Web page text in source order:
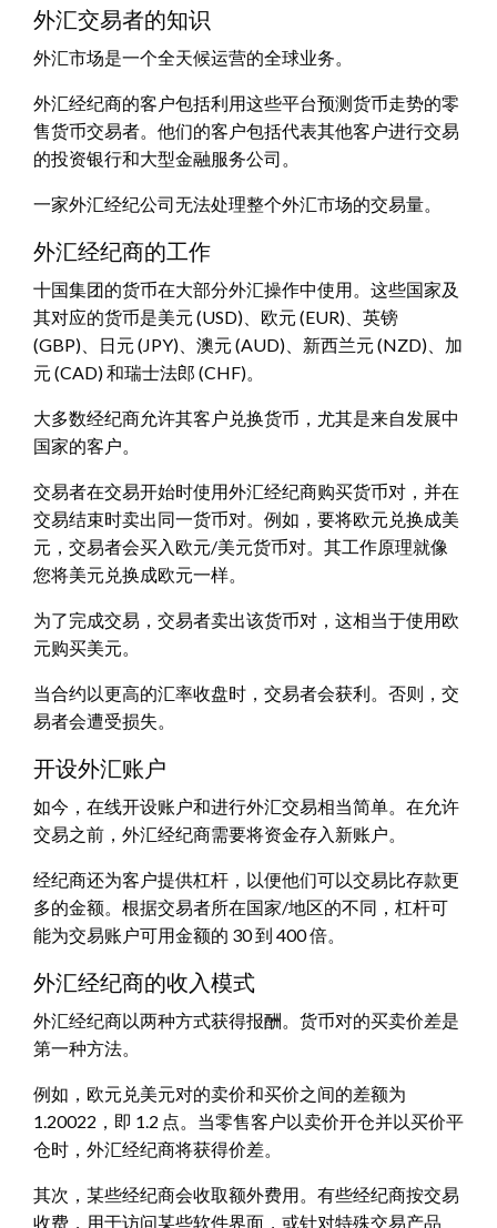
外汇交易者的知识
外汇市场是一个全天候运营的全球业务。
外汇经纪商的客户包括利用这些平台预测货币走势的零
售货币交易者。他们的客户包括代表其他客户进行交易
的投资银行和大型金融服务公司。
一家外汇经纪公司无法处理整个外汇市场的交易量。
外汇经纪商的工作
十国集团的货币在大部分外汇操作中使用。这些国家及
其对应的货币是美元 (USD)、欧元 (EUR)、英镑
(GBP)、日元 (JPY)、澳元 (AUD)、新西兰元 (NZD)、加
元 (CAD) 和瑞士法郎 (CHF)。
大多数经纪商允许其客户兑换货币，尤其是来自发展中
国家的客户。
交易者在交易开始时使用外汇经纪商购买货币对，并在
交易结束时卖出同一货币对。例如，要将欧元兑换成美
元，交易者会买入欧元/美元货币对。其工作原理就像
您将美元兑换成欧元一样。
为了完成交易，交易者卖出该货币对，这相当于使用欧
元购买美元。
当合约以更高的汇率收盘时，交易者会获利。否则，交
易者会遭受损失。
开设外汇账户
如今，在线开设账户和进行外汇交易相当简单。在允许
交易之前，外汇经纪商需要将资金存入新账户。
经纪商还为客户提供杠杆，以便他们可以交易比存款更
多的金额。根据交易者所在国家/地区的不同，杠杆可
能为交易账户可用金额的 30 到 400 倍。
外汇经纪商的收入模式
外汇经纪商以两种方式获得报酬。货币对的买卖价差是
第一种方法。
例如，欧元兑美元对的卖价和买价之间的差额为
1.20022，即 1.2 点。当零售客户以卖价开仓并以买价平
仓时，外汇经纪商将获得价差。
其次，某些经纪商会收取额外费用。有些经纪商按交易
收费，用于访问某些软件界面，或针对特殊交易产品